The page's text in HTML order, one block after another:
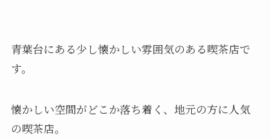
青葉台にある少し懐かしい雰囲気のある喫茶店で
す。
懐かしい空間がどこか落ち着く、地元の方に人気
の喫茶店。